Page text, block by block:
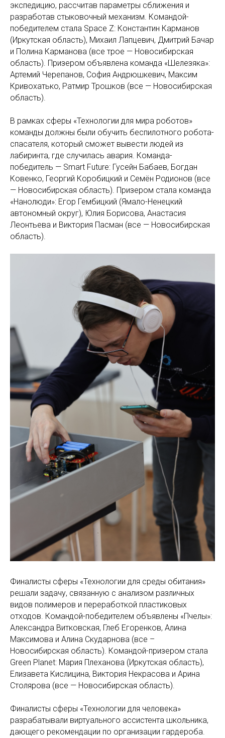
экспедицию, рассчитав параметры сближения и
разработав стыковочный механизм. Командой-
победителем стала Space Z: Константин Карманов
(Иркутская область), Михаил Лапцевич, Дмитрий Бачар
и Полина Карманова (все трое — Новосибирская
область). Призером объявлена команда «Шелезяка»:
Артемий Черепанов, София Андрюшкевич, Максим
Кривохатько, Ратмир Трошков (все — Новосибирская
область).
В рамках сферы «Технологии для мира роботов»
команды должны были обучить беспилотного робота-
спасателя, который сможет вывести людей из
лабиринта, где случилась авария. Команда-
победитель — Smart Future: Гусейн Бабаев, Богдан
Ковенко, Георгий Коробицкий и Семён Родионов (все
— Новосибирская область). Призером стала команда
«Нанолюди»: Егор Гембицкий (Ямало-Ненецкий
автономный округ), Юлия Борисова, Анастасия
Леонтьева и Виктория Пасман (все — Новосибирская
область).
Финалисты сферы «Технологии для среды обитания»
решали задачу, связанную с анализом различных
видов полимеров и переработкой пластиковых
отходов. Командой-победителем объявлены «Пчелы»:
Александра Витковская, Глеб Егоренков, Алина
Максимова и Алина Скударнова (все –
Новосибирская область). Командой-призером стала
Green Planet: Мария Плеханова (Иркутская область),
Елизавета Кислицина, Виктория Некрасова и Арина
Столярова (все — Новосибирская область).
Финалисты сферы «Технологии для человека»
разрабатывали виртуального ассистента школьника,
дающего рекомендации по организации гардероба.